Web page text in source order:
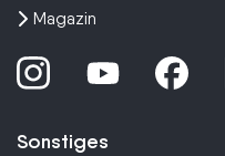
Magazin
Sonstiges